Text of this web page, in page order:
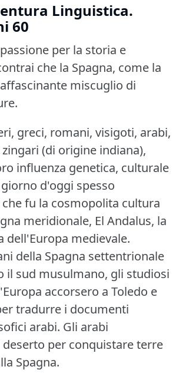
Linguistica.
60
per la storia e
che la Spagna, come la
miscuglio di
greci, romani, visigoti, arabi,
(di origine indiana),
influenza genetica, culturale
d'oggi spesso
fu la cosmopolita cultura
meridionale, El Andalus, la
dell'Europa medievale.
della Spagna settentrionale
il sud musulmano, gli studiosi
accorsero a Toledo e
tradurre i documenti
arabi. Gli arabi
per conquistare terre
Spagna.